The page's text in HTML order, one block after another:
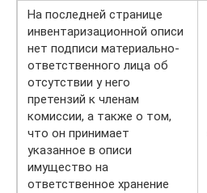
На последней странице
инвентаризационной описи
нет подписи материально-
ответственного лица об
отсутствии у него
претензий к членам
комиссии, а также о том,
что он принимает
указанное в описи
имущество на
ответственное хранение